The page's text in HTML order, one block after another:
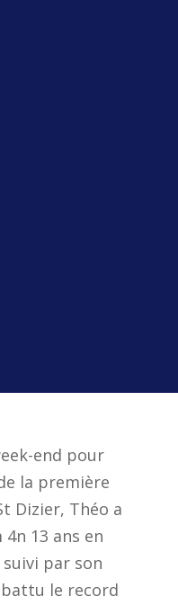
end pour
la première
Dizier, Théo a
13 ans en
par son
le record